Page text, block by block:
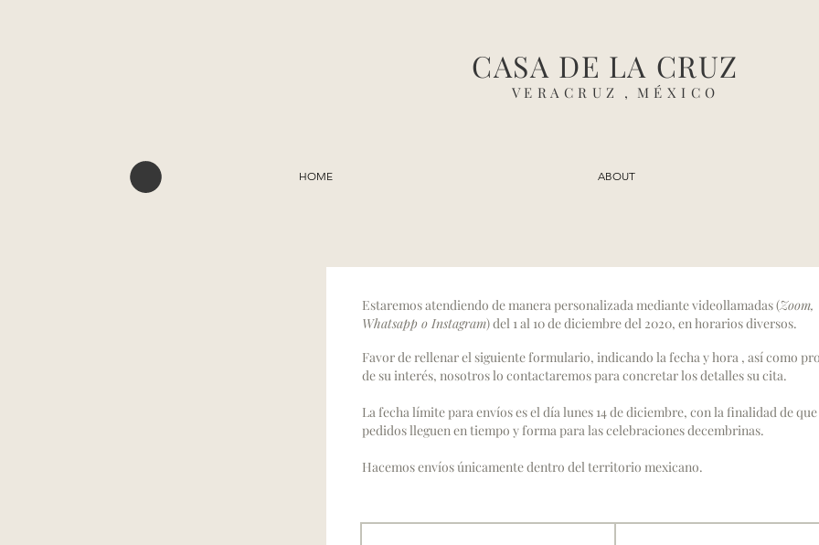
CASA DE LA CRUZ
V E R A C R U Z , M É X I C O
HOME ABOUT
Estaremos atendiendo de manera personalizada mediante videollamadas (Zoom,
Whatsapp o Instagram) del 1 al 10 de diciembre del 2020, en horarios diversos.
Favor de rellenar el siguiente formulario, indicando la fecha y hora , así como
de su interés, nosotros lo contactaremos para concretar los detalles su cita.
La fecha límite para envíos es el día lunes 14 de diciembre, con la finalidad de que
pedidos lleguen en tiempo y forma para las celebraciones decembrinas.
Hacemos envíos únicamente dentro del territorio mexicano.